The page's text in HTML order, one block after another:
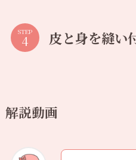
STEP 皮と身を縫い
解説動画